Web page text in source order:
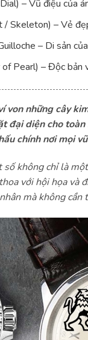
– Vũ điệu của
Skeleton) – Vẻ
– Di sản
Pearl) – Độc bản
von những cây
đại diện cho
chính nơi mọi
không chỉ là
với hội họa và
mà không